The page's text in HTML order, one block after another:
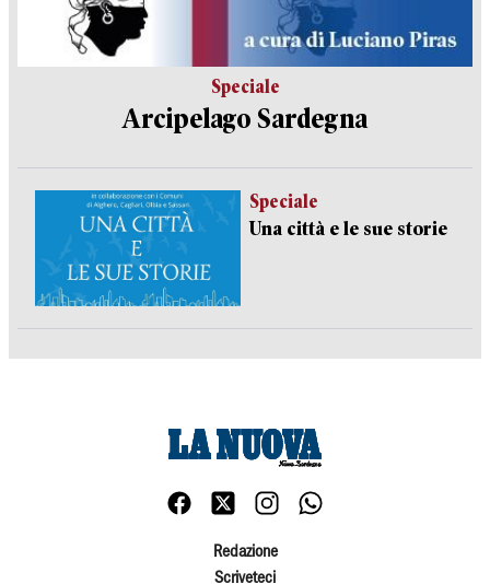
Speciale
Arcipelago Sardegna
Speciale
Una città e le sue storie
Redazione
Scriveteci